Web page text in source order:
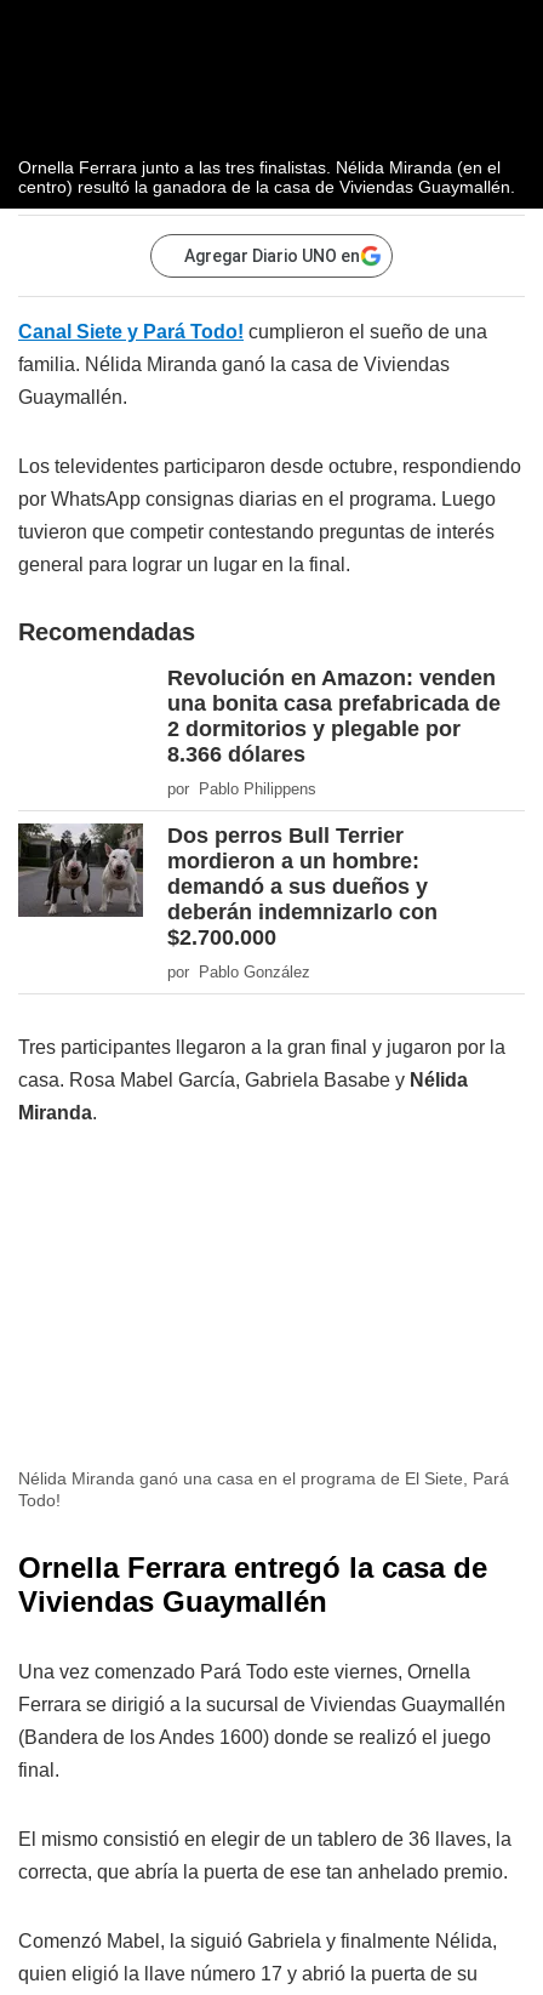
Ornella Ferrara junto a las tres finalistas. Nélida Miranda (en el
centro) resultó la ganadora de la casa de Viviendas Guaymallén.
Agregar Diario UNO en
Canal Siete y Pará Todo! cumplieron el sueño de una
familia. Nélida Miranda ganó la casa de Viviendas
Guaymallén.
Los televidentes participaron desde octubre, respondiendo
por WhatsApp consignas diarias en el programa. Luego
tuvieron que competir contestando preguntas de interés
general para lograr un lugar en la final.
Recomendadas
Revolución en Amazon: venden
una bonita casa prefabricada de
2 dormitorios y plegable por
8.366 dólares
por Pablo Philippens
Dos perros Bull Terrier
mordieron a un hombre:
demandó a sus dueños y
deberán indemnizarlo con
$2.700.000
por Pablo González
Tres participantes llegaron a la gran final y jugaron por la
casa. Rosa Mabel García, Gabriela Basabe y Nélida
Miranda.
Nélida Miranda ganó una casa en el programa de El Siete, Pará
Todo!
Ornella Ferrara entregó la casa de
Viviendas Guaymallén
Una vez comenzado Pará Todo este viernes, Ornella
Ferrara se dirigió a la sucursal de Viviendas Guaymallén
(Bandera de los Andes 1600) donde se realizó el juego
final.
El mismo consistió en elegir de un tablero de 36 llaves, la
correcta, que abría la puerta de ese tan anhelado premio.
Comenzó Mabel, la siguió Gabriela y finalmente Nélida,
quien eligió la llave número 17 y abrió la puerta de su